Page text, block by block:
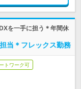
を一手に担う＊年間休
当＊フレックス勤務
トワーク可